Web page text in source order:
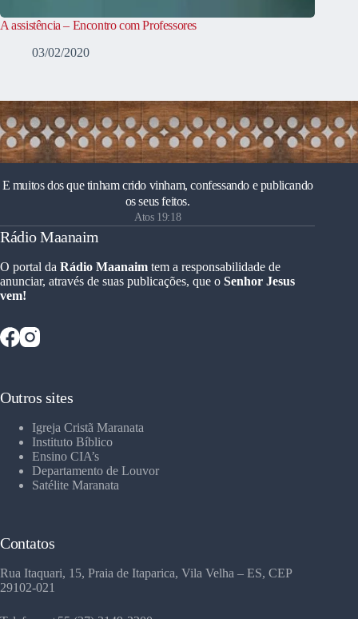
A assistência – Encontro com Professores
03/02/2020
E muitos dos que tinham crido vinham, confessando e publicando
os seus feitos.
Atos 19:18
Rádio Maanaim
O portal da Rádio Maanaim tem a responsabilidade de
anunciar, através de suas publicações, que o Senhor Jesus
vem!
Outros sites
Igreja Cristã Maranata
Instituto Bíblico
Ensino CIA’s
Departamento de Louvor
Satélite Maranata
Contatos
Rua Itaquari, 15, Praia de Itaparica, Vila Velha – ES, CEP
29102-021